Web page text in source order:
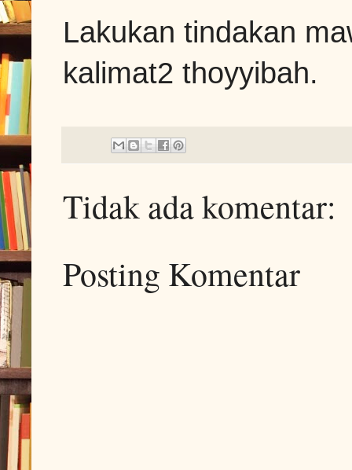
Lakukan tindakan
kalimat2 thoyyibah.
Tidak ada komentar:
Posting Komentar